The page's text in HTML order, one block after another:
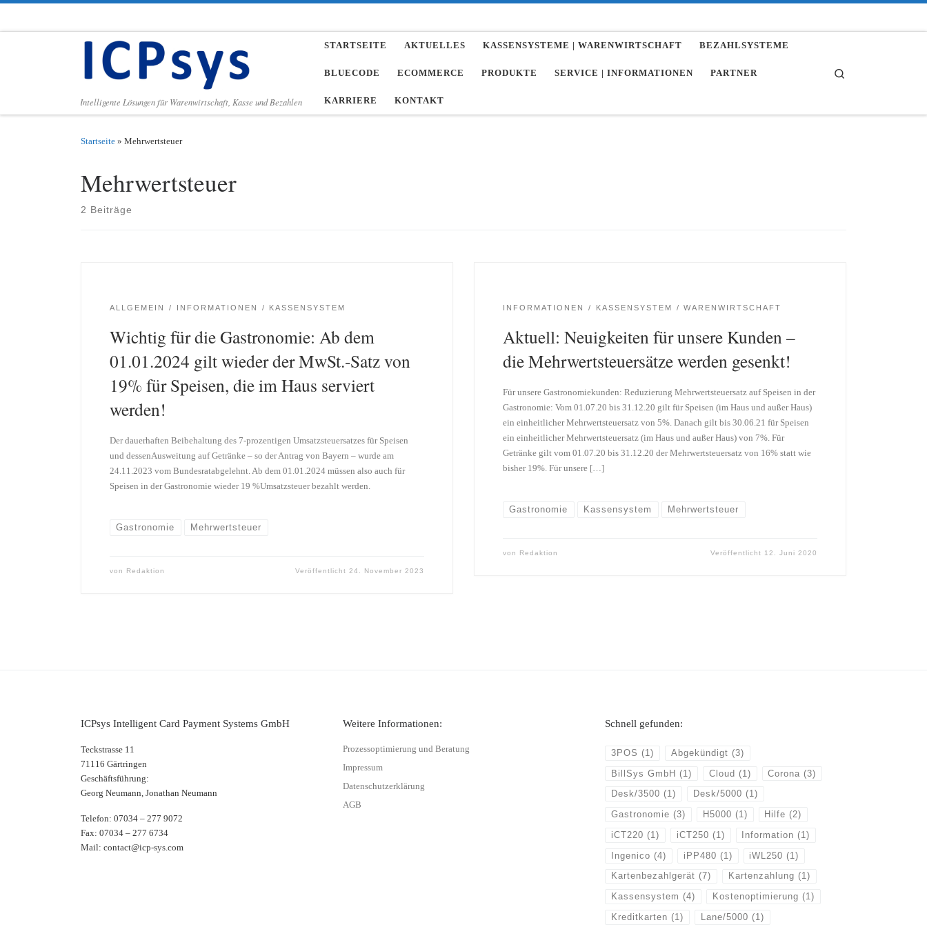
Intelligente Lösungen für Warenwirtschaft, Kasse und Bezahlen
STARTSEITE AKTUELLES KASSENSYSTEME | WARENWIRTSCHAFT BEZAHLSYSTEME
BLUECODE ECOMMERCE PRODUKTE SERVICE | INFORMATIONEN PARTNER
KARRIERE KONTAKT
Startseite » Mehrwertsteuer
Mehrwertsteuer
2 Beiträge
ALLGEMEIN INFORMATIONEN KASSENSYSTEM
Wichtig für die Gastronomie: Ab dem
01.01.2024 gilt wieder der MwSt.-Satz von
19% für Speisen, die im Haus serviert
werden!
Der dauerhaften Beibehaltung des 7-prozentigen Umsatzsteuersatzes für Speisen
und dessenAusweitung auf Getränke – so der Antrag von Bayern – wurde am
24.11.2023 vom Bundesratabgelehnt. Ab dem 01.01.2024 müssen also auch für
Speisen in der Gastronomie wieder 19 %Umsatzsteuer bezahlt werden.
Gastronomie Mehrwertsteuer
von Redaktion Veröffentlicht 24. November 2023
INFORMATIONEN KASSENSYSTEM WARENWIRTSCHAFT
Aktuell: Neuigkeiten für unsere Kunden –
die Mehrwertsteuersätze werden gesenkt!
Für unsere Gastronomiekunden: Reduzierung Mehrwertsteuersatz auf Speisen in der
Gastronomie: Vom 01.07.20 bis 31.12.20 gilt für Speisen (im Haus und außer Haus)
ein einheitlicher Mehrwertsteuersatz von 5%. Danach gilt bis 30.06.21 für Speisen
ein einheitlicher Mehrwertsteuersatz (im Haus und außer Haus) von 7%. Für
Getränke gilt vom 01.07.20 bis 31.12.20 der Mehrwertsteuersatz von 16% statt wie
bisher 19%. Für unsere […]
Gastronomie Kassensystem Mehrwertsteuer
von Redaktion Veröffentlicht 12. Juni 2020
ICPsys Intelligent Card Payment Systems GmbH
Teckstrasse 11
71116 Gärtringen
Geschäftsführung:
Georg Neumann, Jonathan Neumann
Telefon: 07034 – 277 9072
Fax: 07034 – 277 6734
Mail: contact@icp-sys.com
Weitere Informationen:
Prozessoptimierung und Beratung
Impressum
Datenschutzerklärung
AGB
Schnell gefunden:
3POS (1) Abgekündigt (3)
BillSys GmbH (1) Cloud (1) Corona (3)
Desk/3500 (1) Desk/5000 (1)
Gastronomie (3) H5000 (1) Hilfe (2)
iCT220 (1) iCT250 (1) Information (1)
Ingenico (4) iPP480 (1) iWL250 (1)
Kartenbezahlgerät (7) Kartenzahlung (1)
Kassensystem (4) Kostenoptimierung (1)
Kreditkarten (1) Lane/5000 (1)